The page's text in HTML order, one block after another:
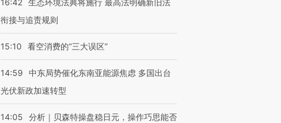
16:42 生态环境法典将施行 最高法明确新旧法
衔接与追责规则
15:10 看空消费的“三大误区”
14:59
中东局势催化东南亚能源焦虑 多国出台
光伏新政加速转型
14:05
分析｜贝森特操盘稳日元，操作巧思能否